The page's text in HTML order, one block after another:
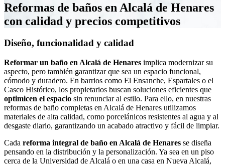
Reformas de baños en Alcalá de Henares
con calidad y precios competitivos
Diseño, funcionalidad y calidad
Reformar un baño en Alcalá de Henares implica modernizar su
aspecto, pero también garantizar que sea un espacio funcional,
cómodo y duradero. En barrios como El Ensanche, Espartales o el
Casco Histórico, los propietarios buscan soluciones eficientes que
optimicen el espacio sin renunciar al estilo. Para ello, en nuestras
reformas de baño completas en Alcalá de Henares utilizamos
materiales de alta calidad, como porcelánicos resistentes al agua y al
desgaste diario, garantizando un acabado atractivo y fácil de limpiar.
Cada reforma integral de baño en Alcalá de Henares se diseña
pensando en la distribución y la personalización. Ya sea en un piso
cerca de la Universidad de Alcalá o en una casa en Nueva Alcalá,